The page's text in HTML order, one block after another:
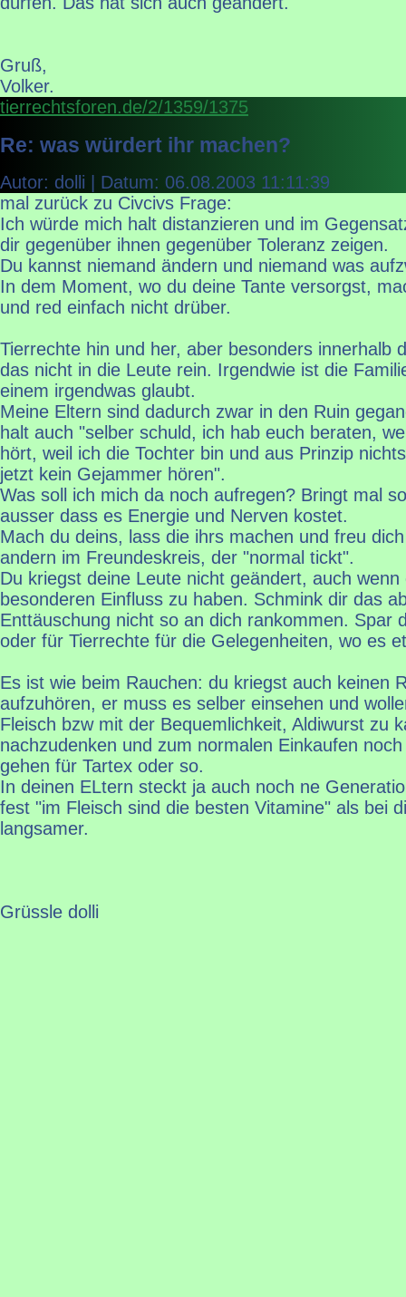
Gruß,
Volker.
tierrechtsforen.de/2/1359/1375
Re: was würdert ihr machen?
Autor: dolli | Datum: 06.08.2003 11:11:39
mal zurück zu Civcivs Frage:
Ich würde mich halt distanzieren und im
dir gegenüber ihnen gegenüber Toleranz zeigen.
Du kannst niemand ändern und niemand was
In dem Moment, wo du deine Tante versorgst,
und red einfach nicht drüber.
Tierrechte hin und her, aber besonders innerhalb
das nicht in die Leute rein. Irgendwie ist die
einem irgendwas glaubt.
Meine Eltern sind dadurch zwar in den Ruin
halt auch "selber schuld, ich hab euch beraten,
hört, weil ich die Tochter bin und aus Prinzip
jetzt kein Gejammer hören".
Was soll ich mich da noch aufregen? Bringt mal
ausser dass es Energie und Nerven kostet.
Mach du deins, lass die ihrs machen und freu
andern im Freundeskreis, der "normal tickt".
Du kriegst deine Leute nicht geändert, auch
besonderen Einfluss zu haben. Schmink dir das
Enttäuschung nicht so an dich rankommen. Spar
oder für Tierrechte für die Gelegenheiten, wo es
Es ist wie beim Rauchen: du kriegst auch keinen
aufzuhören, er muss es selber einsehen und
Fleisch bzw mit der Bequemlichkeit, Aldiwurst zu
nachzudenken und zum normalen Einkaufen
gehen für Tartex oder so.
In deinen ELtern steckt ja auch noch ne
fest "im Fleisch sind die besten Vitamine" als bei
langsamer.
Grüssle dolli